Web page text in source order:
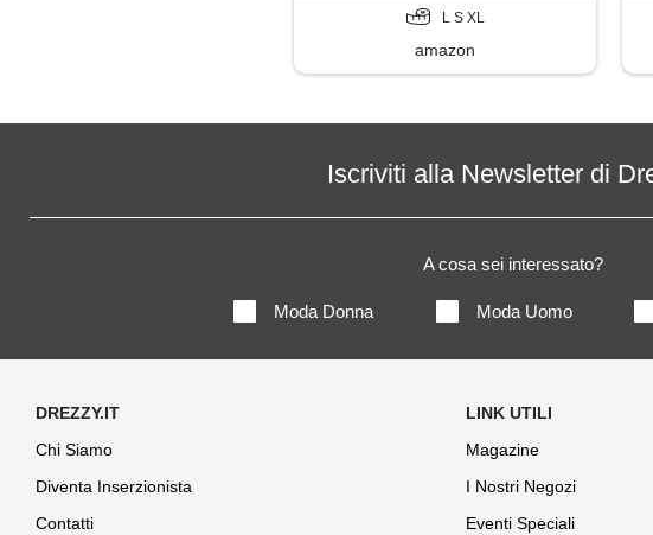
L S XL
amazon
Iscriviti alla Newsletter di
A cosa sei interessato?
Moda Donna Moda Uomo
Chi Siamo
Diventa Inserzionista
Contatti
Magazine
I Nostri Negozi
Eventi Speciali